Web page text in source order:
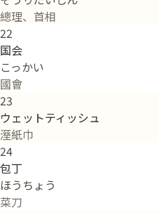
總理、首相
22
国会
こっかい
國會
23
ウェットティッシュ
溼紙巾
24
包丁
ほうちょう
菜刀